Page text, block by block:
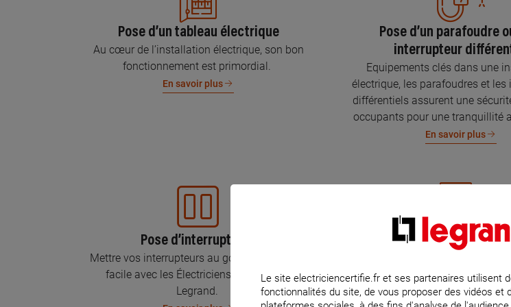
Pose d’un tableau électrique
Au cœur de l’installation électrique, son bon
fonctionnement est primordial.
En savoir plus
Pose d’un parafoudre
interrupteur
Equipements clés dans une
électrique, les parafoudres et les
différentiels assurent une
occupants pour une tranquillité
En savoir plus
Pose d’interrupteurs
Mettre vos interrupteurs au goût du jour, c’est
facile avec les Électriciens Certifiés par
Legrand.
Mise aux normes de
Parce que l’électricité implique
protection de votre famille et
Le site electriciencertifie.fr et ses partenaires utilisent
fonctionnalités du site, de vous proposer des vidéos et